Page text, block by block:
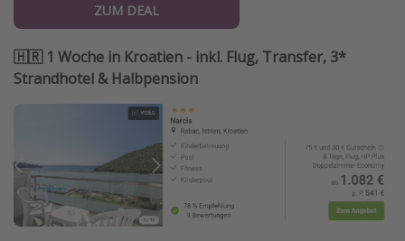
ZUM DEAL
🇭🇷 1 Woche in Kroatien - inkl. Flug, Transfer, 3*
Strandhotel & Halbpension